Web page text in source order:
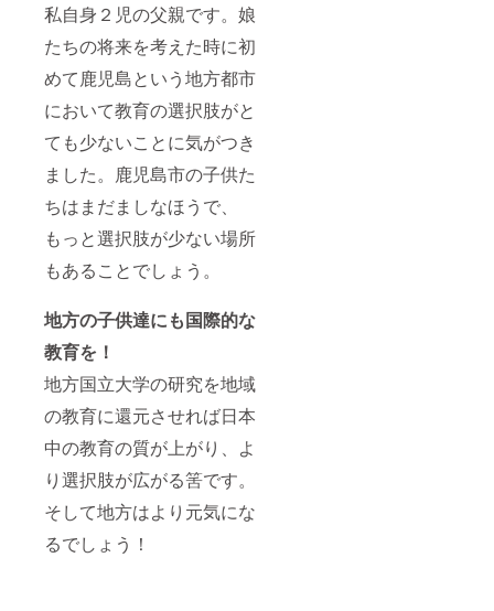
私自身２児の父親です。娘
たちの将来を考えた時に初
めて鹿児島という地方都市
において教育の選択肢がと
ても少ないことに気がつき
ました。鹿児島市の子供た
ちはまだましなほうで、
もっと選択肢が少ない場所
もあることでしょう。
地方の子供達にも国際的な
教育を！
地方国立大学の研究を地域
の教育に還元させれば日本
中の教育の質が上がり、よ
り選択肢が広がる筈です。
そして地方はより元気にな
るでしょう！